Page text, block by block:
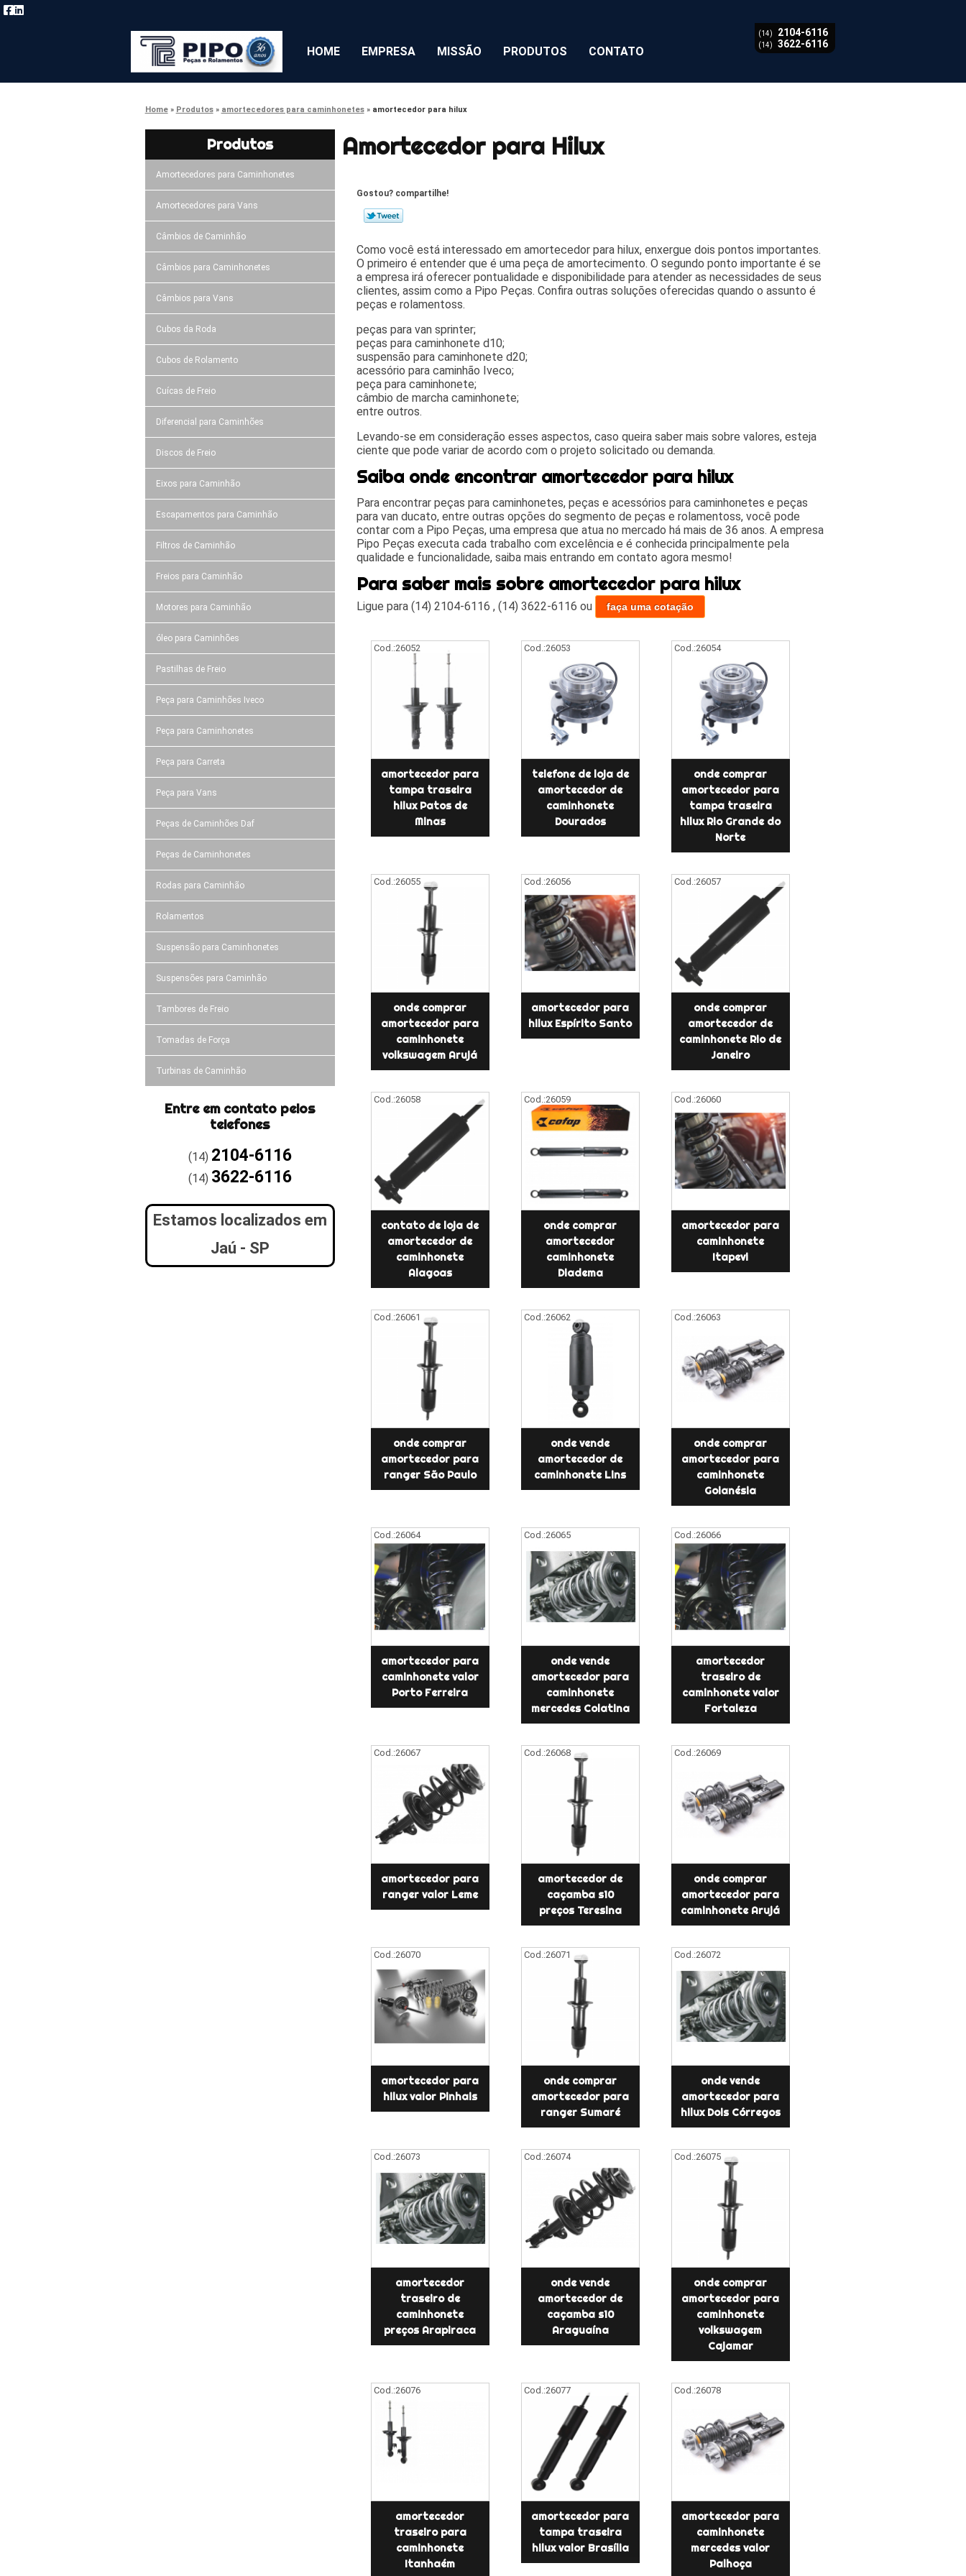
HOME EMPRESA MISSÃO PRODUTOS CONTATO
(14) 2104-6116
(14) 3622-6116
Home Produtos amortecedores para caminhonetes amortecedor para hilux
Produtos
Amortecedores para Caminhonetes
Amortecedores para Vans
Câmbios de Caminhão
Câmbios para Caminhonetes
Câmbios para Vans
Cubos da Roda
Cubos de Rolamento
Cuícas de Freio
Diferencial para Caminhões
Discos de Freio
Eixos para Caminhão
Escapamentos para Caminhão
Filtros de Caminhão
Freios para Caminhão
Motores para Caminhão
óleo para Caminhões
Pastilhas de Freio
Peça para Caminhões Iveco
Peça para Caminhonetes
Peça para Carreta
Peça para Vans
Peças de Caminhões Daf
Peças de Caminhonetes
Rodas para Caminhão
Rolamentos
Suspensão para Caminhonetes
Suspensões para Caminhão
Tambores de Freio
Tomadas de Força
Turbinas de Caminhão
Entre em contato pelos
telefones
(14) 2104-6116
(14) 3622-6116
Estamos localizados em
Jaú - SP
Amortecedor para Hilux
Gostou? compartilhe!
Como você está interessado em amortecedor para hilux, enxergue dois pontos importantes.
O primeiro é entender que é uma peça de amortecimento. O segundo ponto importante é se
a empresa irá oferecer pontualidade e disponibilidade para atender as necessidades de seus
clientes, assim como a Pipo Peças. Confira outras soluções oferecidas quando o assunto é
peças e rolamentoss.
peças para van sprinter;
peças para caminhonete d10;
suspensão para caminhonete d20;
acessório para caminhão Iveco;
peça para caminhonete;
câmbio de marcha caminhonete;
entre outros.
Levando-se em consideração esses aspectos, caso queira saber mais sobre valores, esteja
ciente que pode variar de acordo com o projeto solicitado ou demanda.
Saiba onde encontrar amortecedor para hilux
Para encontrar peças para caminhonetes, peças e acessórios para caminhonetes e peças
para van ducato, entre outras opções do segmento de peças e rolamentoss, você pode
contar com a Pipo Peças, uma empresa que atua no mercado há mais de 36 anos. A empresa
Pipo Peças executa cada trabalho com excelência e é conhecida principalmente pela
qualidade e funcionalidade, saiba mais entrando em contato agora mesmo!
Para saber mais sobre amortecedor para hilux
Ligue para (14) 2104-6116 , (14) 3622-6116 ou faça uma cotação
Cod.:26052
amortecedor para
tampa traseira
hilux Patos de
Minas
Cod.:26053
telefone de loja de
amortecedor de
caminhonete
Dourados
Cod.:26054
onde comprar
amortecedor para
tampa traseira
hilux Rio Grande do
Norte
Cod.:26055
onde comprar
amortecedor para
caminhonete
volkswagem Arujá
Cod.:26056
amortecedor para
hilux Espírito Santo
Cod.:26057
onde comprar
amortecedor de
caminhonete Rio de
Janeiro
Cod.:26058
contato de loja de
amortecedor de
caminhonete
Alagoas
Cod.:26059
onde comprar
amortecedor
caminhonete
Diadema
Cod.:26060
amortecedor para
caminhonete
Itapevi
Cod.:26061
onde comprar
amortecedor para
ranger São Paulo
Cod.:26062
onde vende
amortecedor de
caminhonete Lins
Cod.:26063
onde comprar
amortecedor para
caminhonete
Goianésia
Cod.:26064
amortecedor para
caminhonete valor
Porto Ferreira
Cod.:26065
onde vende
amortecedor para
caminhonete
mercedes Colatina
Cod.:26066
amortecedor
traseiro de
caminhonete valor
Fortaleza
Cod.:26067
amortecedor para
ranger valor Leme
Cod.:26068
amortecedor de
caçamba s10
preços Teresina
Cod.:26069
onde comprar
amortecedor para
caminhonete Arujá
Cod.:26070
amortecedor para
hilux valor Pinhais
Cod.:26071
onde comprar
amortecedor para
ranger Sumaré
Cod.:26072
onde vende
amortecedor para
hilux Dois Córregos
Cod.:26073
amortecedor
traseiro de
caminhonete
preços Arapiraca
Cod.:26074
onde vende
amortecedor de
caçamba s10
Araguaína
Cod.:26075
onde comprar
amortecedor para
caminhonete
volkswagem
Cajamar
Cod.:26076
amortecedor
traseiro para
caminhonete
Itanhaém
Cod.:26077
amortecedor para
tampa traseira
hilux valor Brasília
Cod.:26078
amortecedor para
caminhonete
mercedes valor
Palhoça